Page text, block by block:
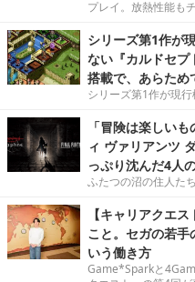
プレイ。放熱性能も
シリーズ第1作が
ない『カルドセプ
搭載で、あらため
シリーズ第1作が現
「冒険は楽しい
ィ ヴァリアンツ
っぷり沈んだ4人
ふたつの沼の住人た
【キャリアクエ
こと。セガの若手
いう働き方
Game*Sparkと